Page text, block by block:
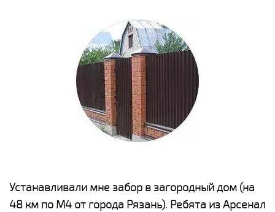
Устанавливали мне забор в загородный дом (на
48 км по М4 от города Рязань). Ребята из Арсенал